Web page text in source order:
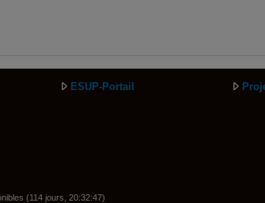
ESUP-Portail
(114 jours, 20:32:47)